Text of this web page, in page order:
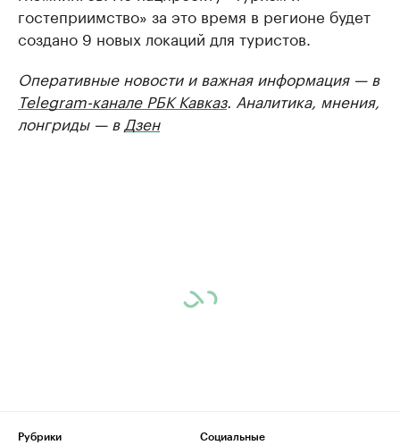
гостеприимство» за это время в регионе будет
создано 9 новых локаций для туристов.
Оперативные новости и важная информация — в
Telegram-канале РБК Кавказ. Аналитика, мнения,
лонгриды — в Дзен
Рубрики
Социальные